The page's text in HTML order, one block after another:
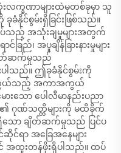
လက္ခဏာများထဲမှတစ်ခုမှာ သူ
နိုင်စွမ်းရှိခြင်းဖြစ်သည်။
သည့် အသုံးချမှုများအတွက်
ြည်၊ အပူချိန်ခြားနားမှုများ
ျိတ်ဆက်မှုသည်
ါသည်။ ဤခုခံနိုင်စွမ်းကို
ာကွယ်သည့် အကာအကွယ်
းသော ပေါလီမာနည်းပညာ
း၏ ဂုဏ်သတ္တိများကို မထိခိုက်
ရှိသော ချိတ်ဆက်မှုသည် ပြင်ပ
ရာ အခြေအနေများ
င် အထူးတန်ဖိုးရှိပါသည်။ ထပ်